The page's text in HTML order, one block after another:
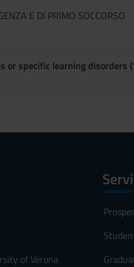
E DI PRIMO SOCCORSO
or specific learning disorders
of Verona